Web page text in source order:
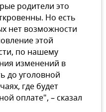
родители это
Но есть
нет возможности
этой
по нашему
изменений в
до уголовной
где будет
оплате", – сказал